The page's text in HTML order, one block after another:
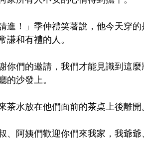
進！」季仲禮笑著說，他今天穿
謙和有禮的人。
你們的邀請，我們才能見識到這
的沙發上。
茶水放在他們面前的茶桌上後離開
、阿姨們歡迎你們來我家，我爺